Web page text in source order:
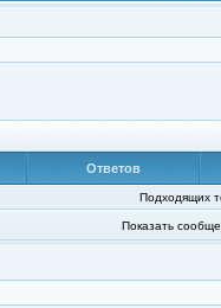
Ответов
Подходящих
Показать